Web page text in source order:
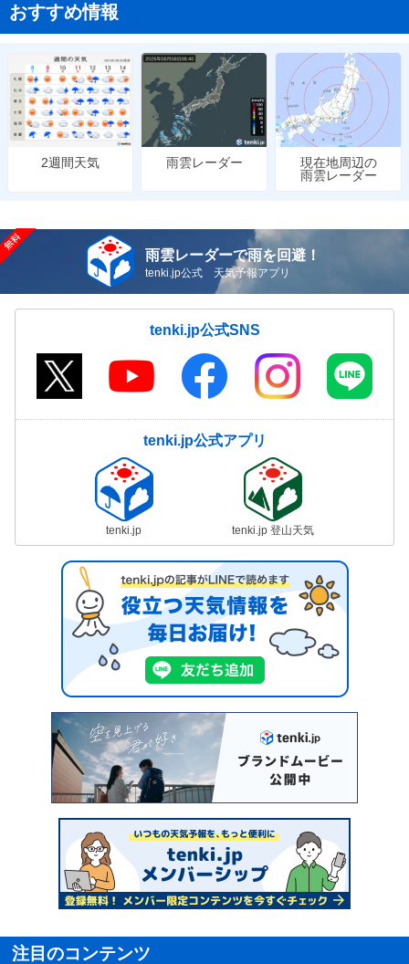
おすすめ情報
2週間天気 雨雲レーダー
現在地周辺の
雨雲レーダー
雨雲レーダーで雨を回避！
tenki.jp公式 天気予報アプリ
tenki.jp公式SNS
tenki.jp公式アプリ
tenki.jp tenki.jp 登山天気
注目のコンテンツ